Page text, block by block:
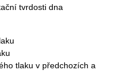
tvrdosti dna
tlaku v předchozích a